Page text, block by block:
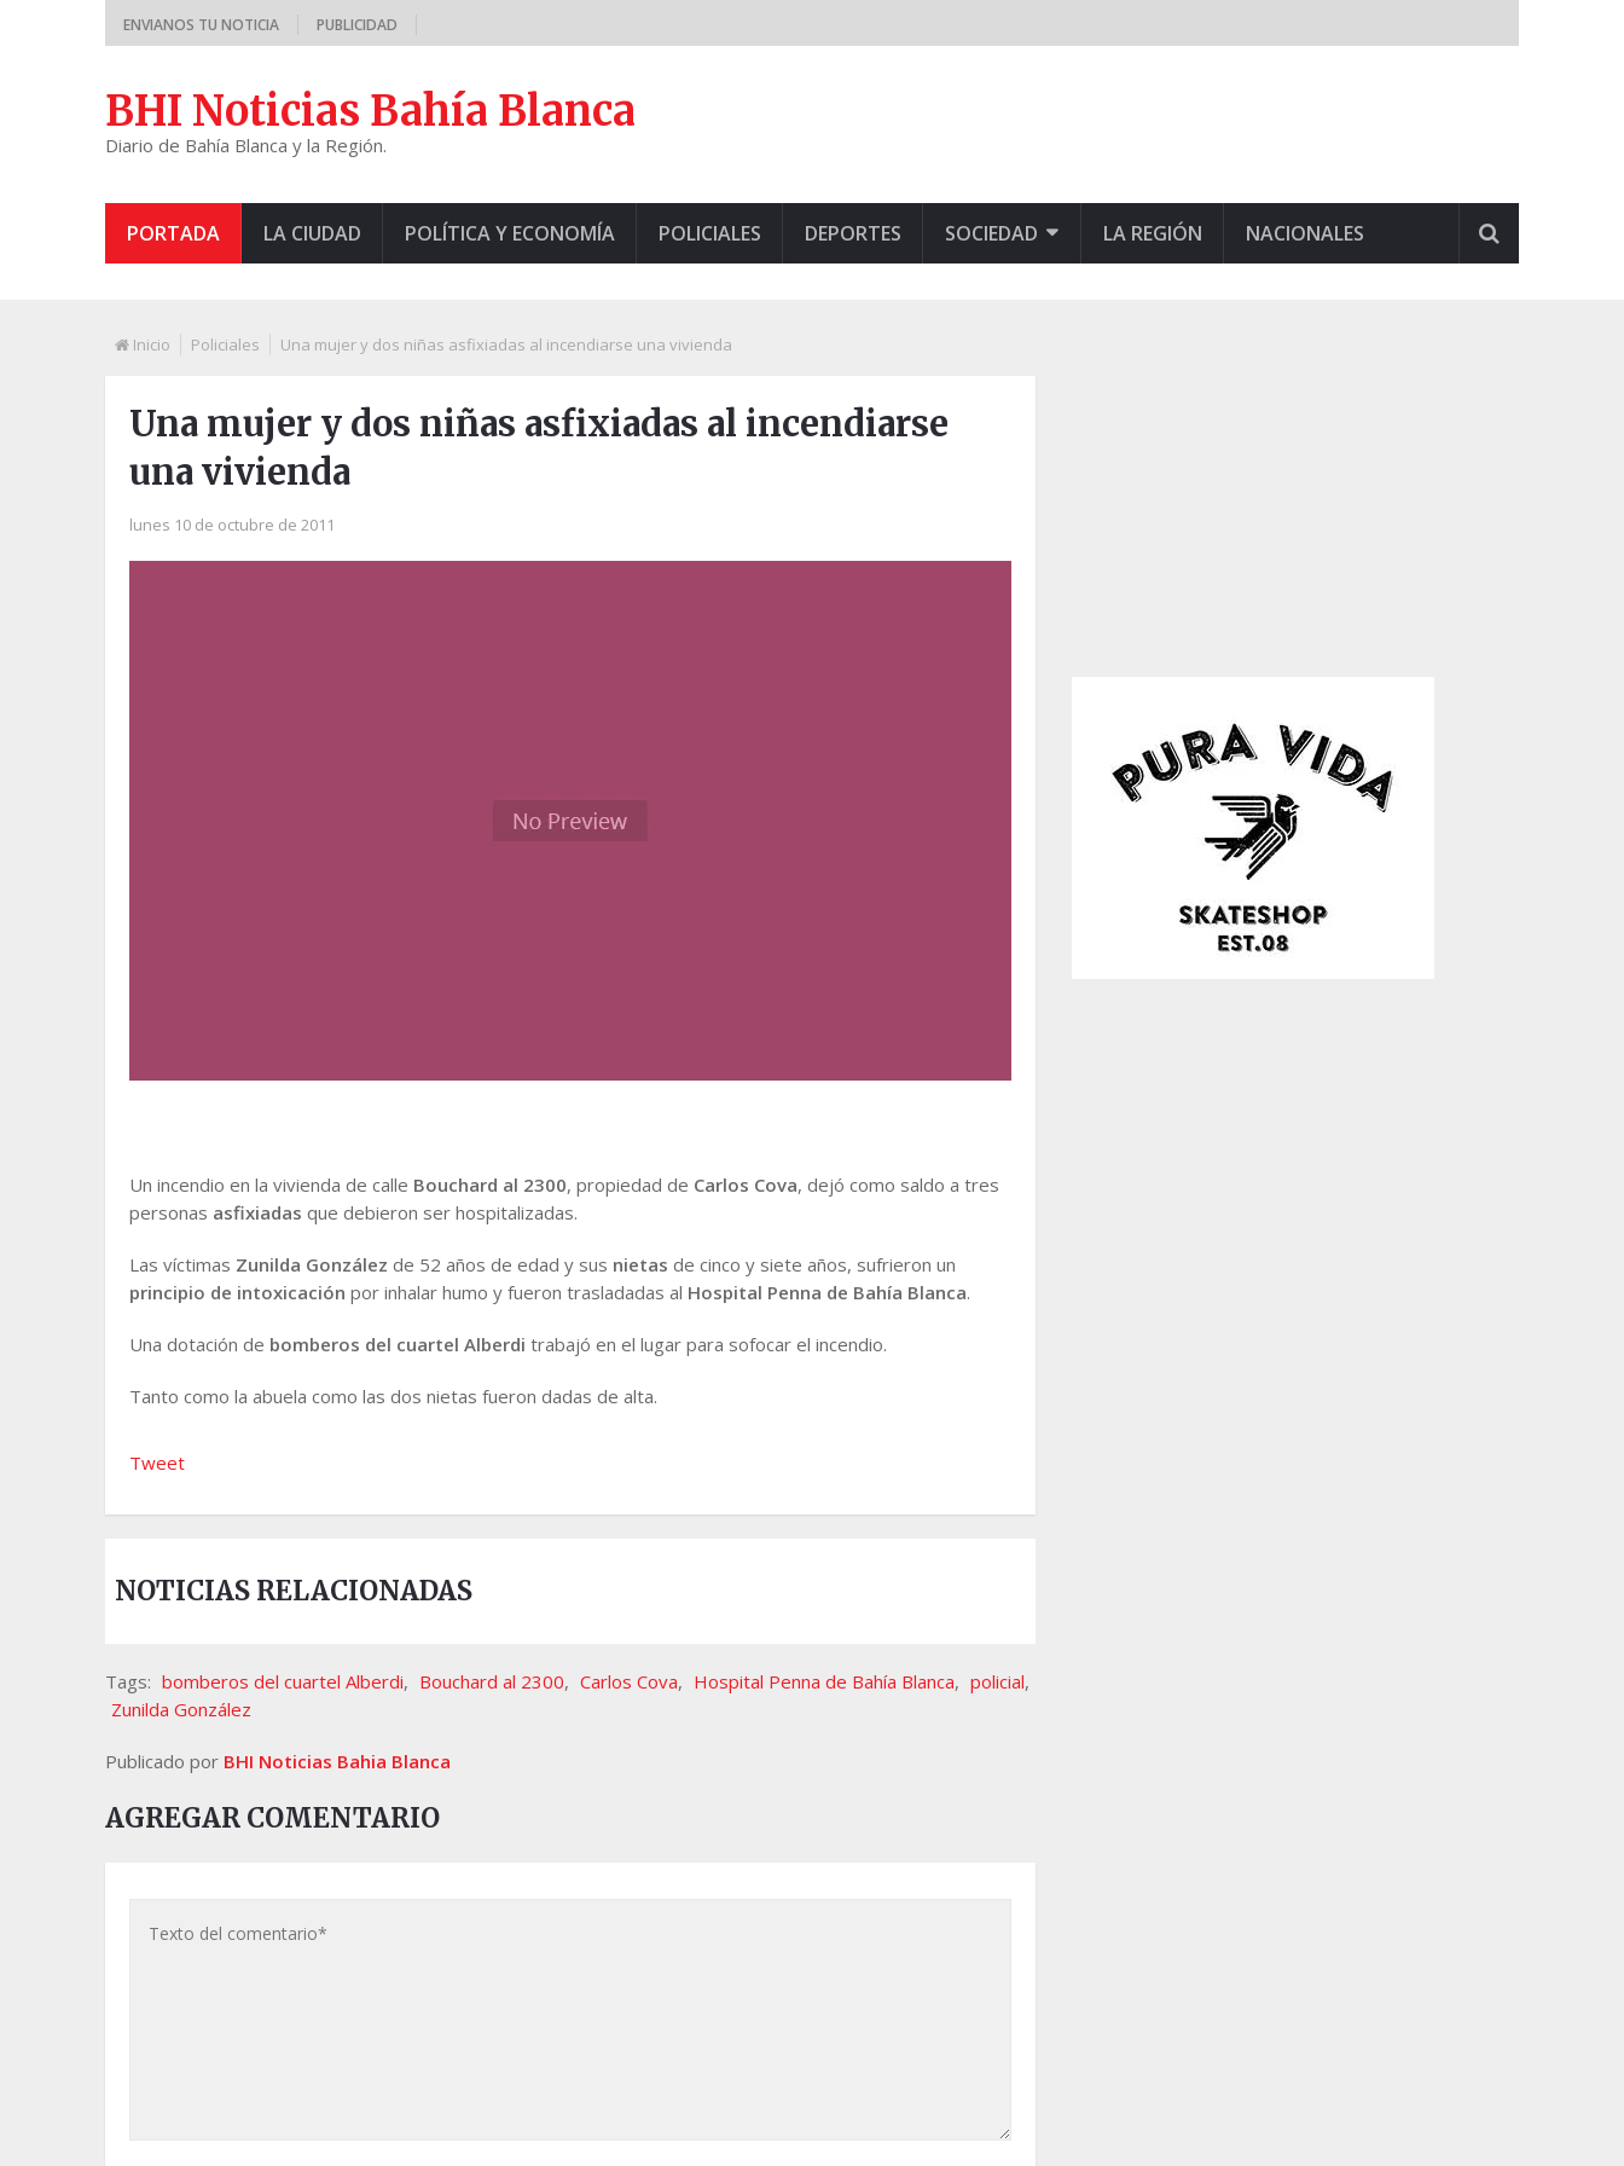
ENVIANOS TU NOTICIA PUBLICIDAD
BHI Noticias Bahía Blanca
Diario de Bahía Blanca y la Región.
PORTADA LA CIUDAD POLÍTICA Y ECONOMÍA POLICIALES DEPORTES SOCIEDAD LA REGIÓN NACIONALES
Inicio Policiales Una mujer y dos niñas asfixiadas al incendiarse una vivienda
Una mujer y dos niñas asfixiadas al incendiarse
una vivienda
lunes 10 de octubre de 2011
Un incendio en la vivienda de calle Bouchard al 2300, propiedad de Carlos Cova, dejó como saldo a tres
personas asfixiadas que debieron ser hospitalizadas.
Las víctimas Zunilda González de 52 años de edad y sus nietas de cinco y siete años, sufrieron un
principio de intoxicación por inhalar humo y fueron trasladadas al Hospital Penna de Bahía Blanca.
Una dotación de bomberos del cuartel Alberdi trabajó en el lugar para sofocar el incendio.
Tanto como la abuela como las dos nietas fueron dadas de alta.
Tweet
NOTICIAS RELACIONADAS
Tags: bomberos del cuartel Alberdi, Bouchard al 2300, Carlos Cova, Hospital Penna de Bahía Blanca, policial,
Zunilda González
Publicado por BHI Noticias Bahia Blanca
AGREGAR COMENTARIO